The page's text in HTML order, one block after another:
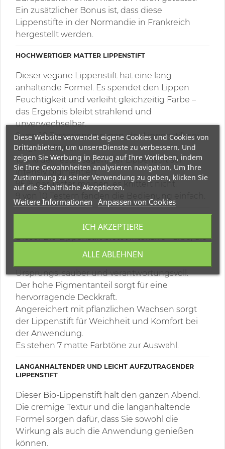
Ein zusätzlicher Bonus ist, dass diese
Lippenstifte in der Normandie in Frankreich
hergestellt werden.
HOCHWERTIGER MATTER LIPPENSTIFT
Dieser vegane Lippenstift hat eine lang
anhaltende Formel. Es spendet den Lippen
Feuchtigkeit und verleiht gleichzeitig Farbe –
das Ergebnis bleibt strahlend und
unverwechselbar.
9 von 10 Testerinnen sagen, der Lippenstift sei
langanhaltend.
100 % der Tester sagen, der Lippenstift sei
intensiv pigmentiert.
95 % der Tester meinen, es knittert nicht.
Dieser Bio-Lippenstift bietet intensive Farbe, die
Ursprungs, sauber und verantwortungsvoll.
Der hohe Pigmentanteil sorgt für eine
hervorragende Deckkraft.
Angereichert mit pflanzlichen Wachsen sorgt
der Lippenstift für Weichheit und Komfort bei
der Anwendung.
Es stehen 7 matte Farbtöne zur Auswahl.
LANGANHALTENDER UND LEICHT AUFZUTRAGENDER
LIPPENSTIFT
Dieser Bio-Lippenstift hält den ganzen Abend.
Die cremige Textur und die langanhaltende
Formel sorgen dafür, dass Sie sowohl die
Wirkung als auch die Anwendung genießen
können.
Diese Website verwendet eigene Cookies und Cookies von
Drittanbietern, um unsereDienste zu verbessern. Und
zeigen Sie Werbung in Bezug auf Ihre Vorlieben, indem
Sie Ihre Gewohnheiten analysieren navigation. Um Ihre
Zustimmung zu seiner Verwendung zu geben, klicken Sie
auf die Schaltfläche Akzeptieren.
Weitere Informationen Anpassen von Cookies
ALLE ABLEHNEN
ICH AKZEPTIERE